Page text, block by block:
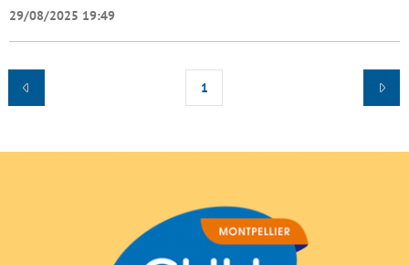
29/08/2025 19:49
1